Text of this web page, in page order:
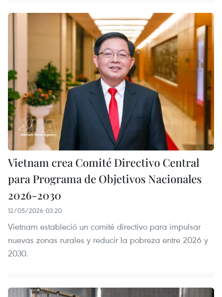
Vietnam crea Comité Directivo Central
para Programa de Objetivos Nacionales
2026-2030
12/05/2026 03:20
Vietnam estableció un comité directivo para impulsar
nuevas zonas rurales y reducir la pobreza entre 2026 y
2030.